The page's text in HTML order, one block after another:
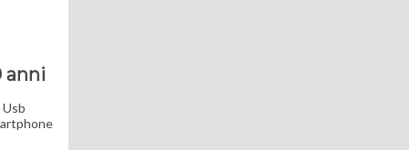
anni